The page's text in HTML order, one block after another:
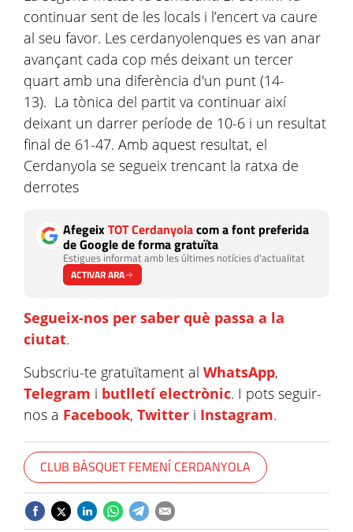
continuar sent de les locals i l’encert va caure
al seu favor. Les cerdanyolenques es van anar
avançant cada cop més deixant un tercer
quart amb una diferència d'un punt (14-
13). La tònica del partit va continuar així
deixant un darrer període de 10-6 i un resultat
final de 61-47. Amb aquest resultat, el
Cerdanyola se segueix trencant la ratxa de
derrotes
AfegeixTOT Cerdanyolacom a font preferida
de Google de forma gratuïta
Estigues informat amb les últimes notícies d'actualitat
ACTIVAR ARA
Segueix-nos per saber què passa a la
ciutat.
Subscriu-te gratuïtament al WhatsApp,
Telegram i butlletí electrònic. I pots seguir-
nos a Facebook, Twitter i Instagram.
CLUB BÀSQUET FEMENÍ CERDANYOLA